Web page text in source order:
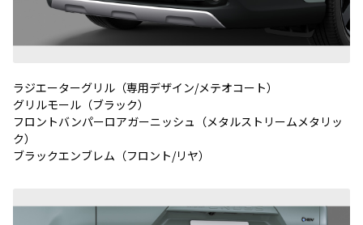
ラジエーターグリル（専用デザイン/メテオコート）
グリルモール（ブラック）
フロントバンパーロアガーニッシュ（メタルストリームメタリッ
ク）
ブラックエンブレム（フロント/リヤ）